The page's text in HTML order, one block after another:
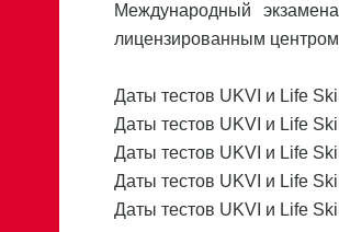
Международный
лицензированным
Даты тестов UKVI и Life
Даты тестов UKVI и Life
Даты тестов UKVI и Life
Даты тестов UKVI и Life
Даты тестов UKVI и Life